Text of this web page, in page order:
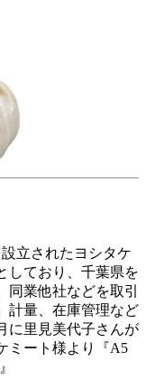
立されたヨシタケ
しており、千葉県を
業他社などを取引
計量、在庫管理など
に里見美代子さんが
ミート様より『A5